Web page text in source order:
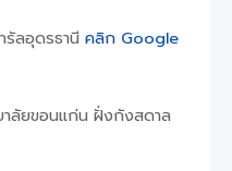
รัลอุดรธานี คลิก Google
าลัยขอนแก่น ฝั่งกังสดาล